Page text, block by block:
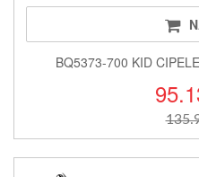
BQ5373-700 KID